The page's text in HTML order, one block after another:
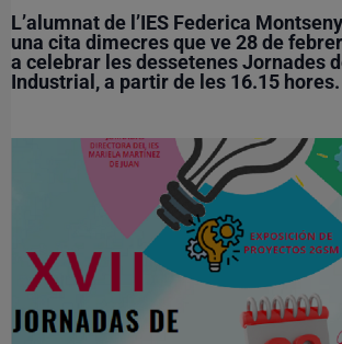
L’alumnat de l’IES Federica
una cita dimecres que ve 28 de
a celebrar les dessetenes Jornades
Industrial, a partir de les 16.15 hores.